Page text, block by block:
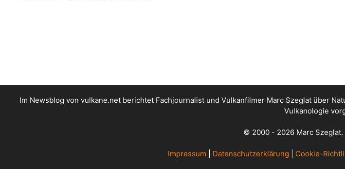
Im Newsblog von vulkane.net berichtet Fachjournalist und Vulkanfilmer Marc Szeglat über
Vulkanologie
© 2000 - 2026 Marc
Impressum Datenschutzerklärung Cookie-